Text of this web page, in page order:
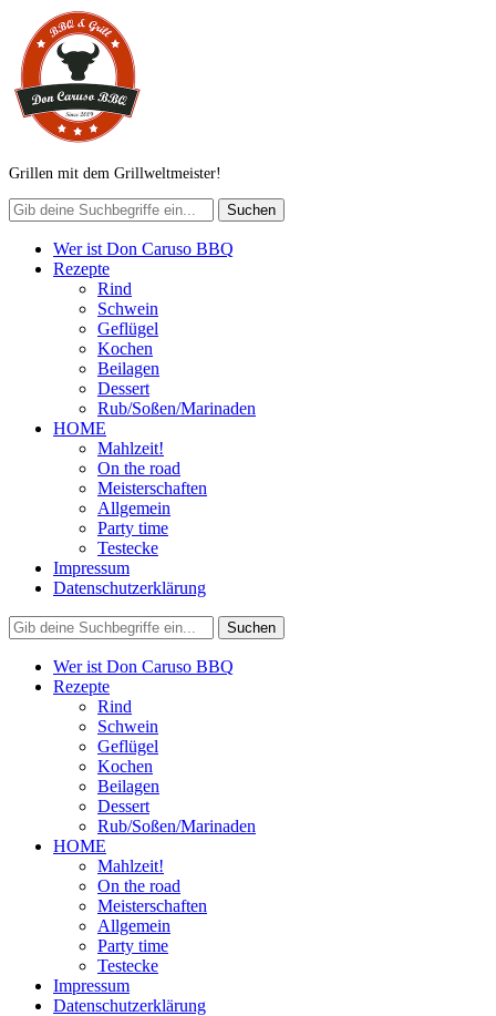
Grillen mit dem Grillweltmeister!
Wer ist Don Caruso BBQ
Rezepte
Rind
Schwein
Geflügel
Kochen
Beilagen
Dessert
Rub/Soßen/Marinaden
HOME
Mahlzeit!
On the road
Meisterschaften
Allgemein
Party time
Testecke
Impressum
Datenschutzerklärung
Wer ist Don Caruso BBQ
Rezepte
Rind
Schwein
Geflügel
Kochen
Beilagen
Dessert
Rub/Soßen/Marinaden
HOME
Mahlzeit!
On the road
Meisterschaften
Allgemein
Party time
Testecke
Impressum
Datenschutzerklärung